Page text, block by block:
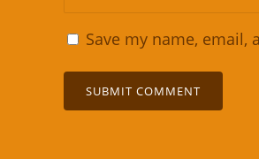
Save my name,